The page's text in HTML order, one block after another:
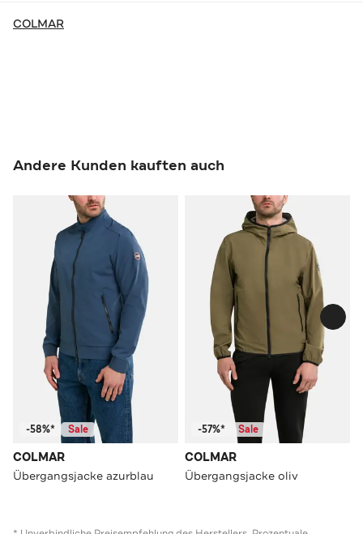
COLMAR
Andere Kunden kauften auch
-58%* Sale
COLMAR
Übergangsjacke azurblau
-57%* Sale
COLMAR
Übergangsjacke oliv